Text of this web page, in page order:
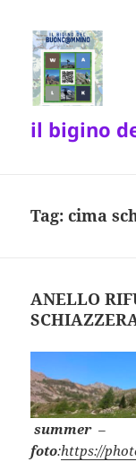
il bigino
Tag:cima
ANELLO
summer–
foto:https://